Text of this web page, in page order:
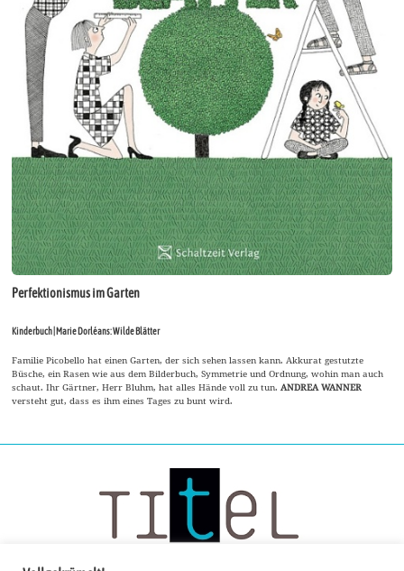
Perfektionismus im Garten
Kinderbuch | Marie Dorléans: Wilde Blätter
Familie Picobello hat einen Garten, der sich sehen lassen kann. Akkurat gestutzte
Büsche, ein Rasen wie aus dem Bilderbuch, Symmetrie und Ordnung, wohin man auch
schaut. Ihr Gärtner, Herr Bluhm, hat alles Hände voll zu tun.ANDREA WANNER
versteht gut, dass es ihm eines Tages zu bunt wird.